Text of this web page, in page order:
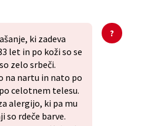
ki zadeva
let in po koži so se
zelo srbeči.
na nartu in nato po
celotnem telesu.
alergijo, ki pa mu
so rdeče barve.